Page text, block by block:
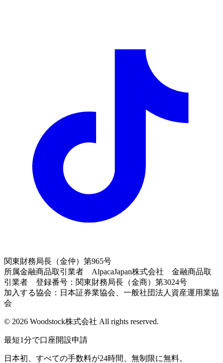
関東財務局長（金仲）第965号
所属金融商品取引業者 AlpacaJapan株式会社 金融商品取
引業者 登録番号：関東財務局長（金商）第3024号
加入する協会：日本証券業協会、一般社団法人資産運用業協
会
© 2026 Woodstock株式会社 All rights reserved.
最短1分で口座開設申請
日本初、すべての手数料が24時間、無制限に無料。